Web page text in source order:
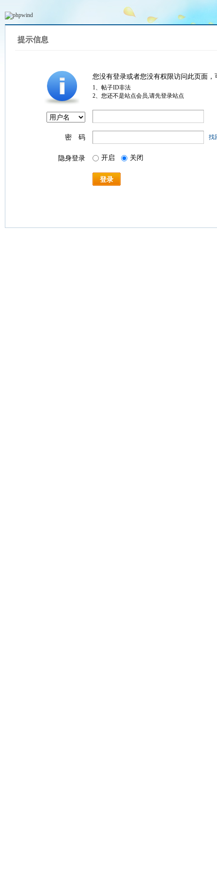
提示信息
您没有登录或者您没有权限访问此页面
1、帖子ID非法
2、您还不是站点会员,请先登录站点
密 码 找
隐身登录 开启 关闭
登录